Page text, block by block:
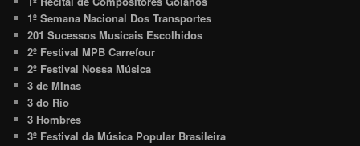
1º Semana Nacional Dos Transportes
201 Sucessos Musicais Escolhidos
2º Festival MPB Carrefour
2º Festival Nossa Música
3 de MInas
3 do Rio
3 Hombres
3º Festival da Música Popular Brasileira